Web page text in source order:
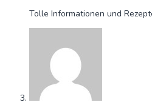
Tolle Informationen und